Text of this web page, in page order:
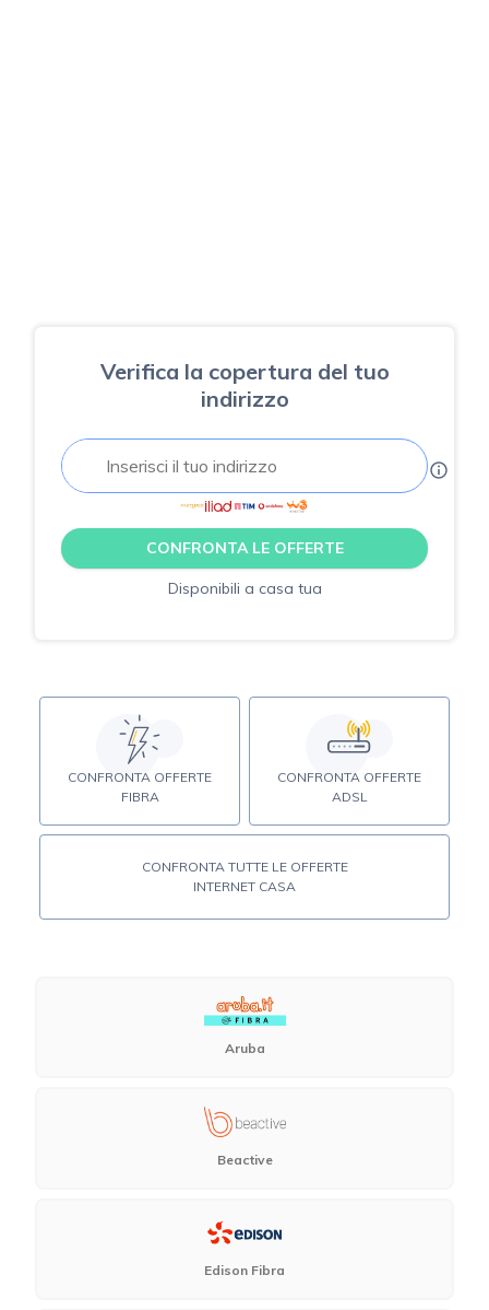
Verifica la copertura del tuo
indirizzo
CONFRONTA LE OFFERTE
Disponibili a casa tua
CONFRONTA OFFERTE
FIBRA
CONFRONTA OFFERTE
ADSL
CONFRONTA TUTTE LE OFFERTE
INTERNET CASA
Aruba
Beactive
Edison Fibra